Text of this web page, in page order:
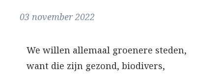
03 november 2022
We willen allemaal groenere steden,
want die zijn gezond, biodivers,